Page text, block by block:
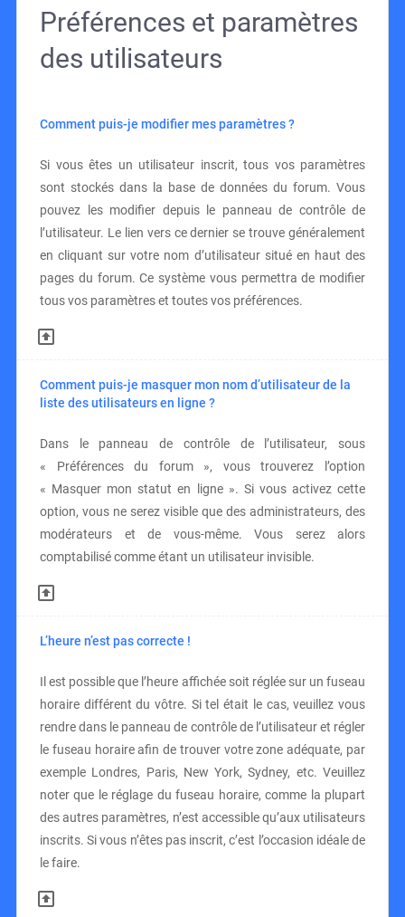
Préférences et paramètres
des utilisateurs
Comment puis-je modifier mes paramètres ?
Si vous êtes un utilisateur inscrit, tous vos paramètres
sont stockés dans la base de données du forum. Vous
pouvez les modifier depuis le panneau de contrôle de
l’utilisateur. Le lien vers ce dernier se trouve généralement
en cliquant sur votre nom d’utilisateur situé en haut des
pages du forum. Ce système vous permettra de modifier
tous vos paramètres et toutes vos préférences.
Comment puis-je masquer mon nom d’utilisateur de la
liste des utilisateurs en ligne ?
Dans le panneau de contrôle de l’utilisateur, sous
« Préférences du forum », vous trouverez l’option
« Masquer mon statut en ligne ». Si vous activez cette
option, vous ne serez visible que des administrateurs, des
modérateurs et de vous-même. Vous serez alors
comptabilisé comme étant un utilisateur invisible.
L’heure n’est pas correcte !
Il est possible que l’heure affichée soit réglée sur un fuseau
horaire différent du vôtre. Si tel était le cas, veuillez vous
rendre dans le panneau de contrôle de l’utilisateur et régler
le fuseau horaire afin de trouver votre zone adéquate, par
exemple Londres, Paris, New York, Sydney, etc. Veuillez
noter que le réglage du fuseau horaire, comme la plupart
des autres paramètres, n’est accessible qu’aux utilisateurs
inscrits. Si vous n’êtes pas inscrit, c’est l’occasion idéale de
le faire.